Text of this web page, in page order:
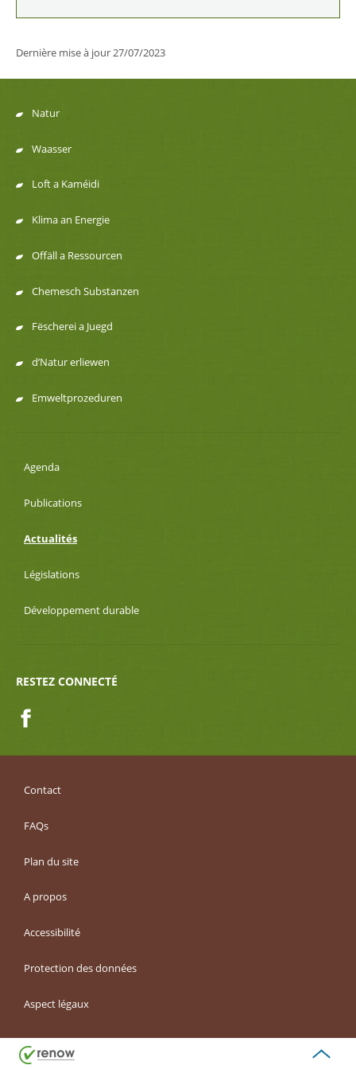
Dernière mise à jour27/07/2023
Menu
de
navigation
Natur
Waasser
Loft a Kaméidi
Klima an Energie
Offäll a Ressourcen
Chemesch Substanzen
Fëscherei a Juegd
d’Natur erliewen
Emweltprozeduren
Agenda
Publications
Actualités
Législations
Développement durable
RESTEZ CONNECTÉ
Contact
FAQs
Plan du site
A propos
Accessibilité
Protection des données
Aspect légaux
de